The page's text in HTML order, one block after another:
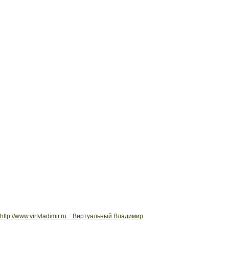
http://www.virtvladimir.ru :: Виртуальный Владимир